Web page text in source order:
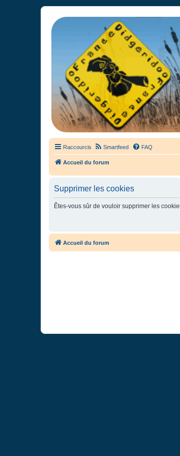
France Didgeridoo
Didgeridoo et Guimbarde sur France Didgeridoo -
Raccourcis Smartfeed FAQ
Accueil du forum
Supprimer les cookies
Êtes-vous sûr de vouloir supprimer les
Accueil du forum